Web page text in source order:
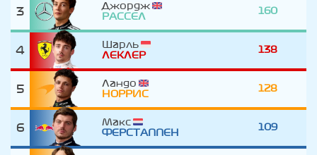
3
Джордж
РАССЕЛ
160
4
Шарль
ЛЕКЛЕР
138
5
Ландо
НОРРИС
128
6
Макс
ФЕРСТАППЕН
109